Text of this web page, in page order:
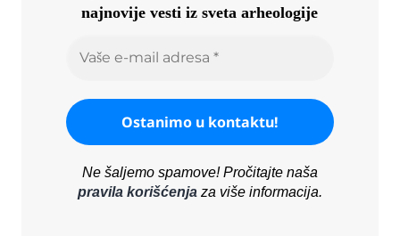
najnovije vesti iz sveta arheologije
Ne šaljemo spamove! Pročitajte naša
pravila korišćenjaza više informacija.